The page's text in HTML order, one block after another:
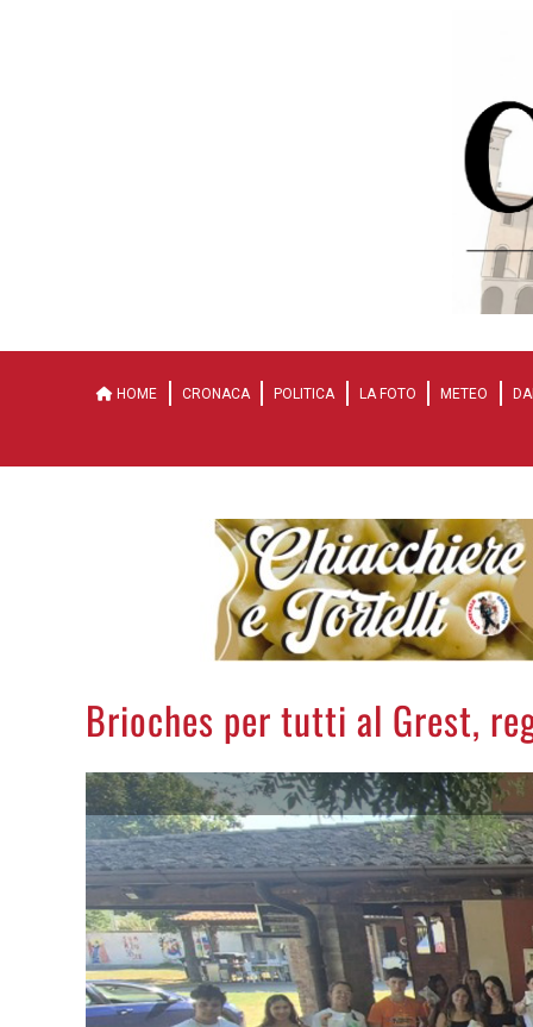
HOME CRONACA POLITICA LA FOTO METEO
Brioches per tutti al Grest,